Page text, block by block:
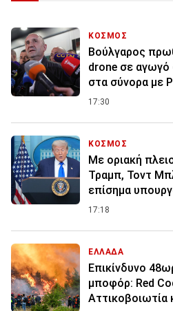
ΚΟΣΜΟΣ
Βούλγαρος
drone σε αγωγό
στα σύνορα με
17:30
ΚΟΣΜΟΣ
Με οριακή
Τραμπ, Τοντ
επίσημα
17:18
ΕΛΛΑΔΑ
Επικίνδυνο
μποφόρ: Red
Αττικοβοιωτία